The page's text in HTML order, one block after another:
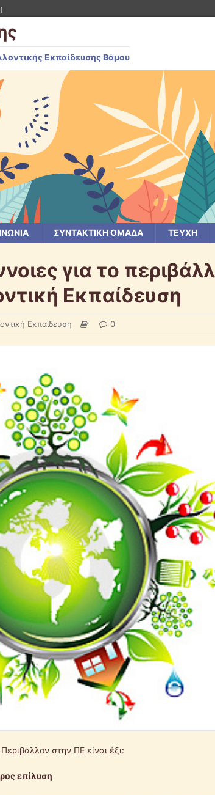
Εκπαίδευσης Βάμου
ΣΥΝΤΑΚΤΙΚΗ ΟΜΑΔΑ ΤΕΥΧΗ
για το
Εκπαίδευση
Εκπαίδευση 0
στην ΠΕ είναι έξι:
επίλυση